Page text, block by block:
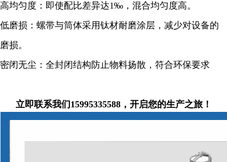
高均匀度：即使配比差异达1‰，混合均匀度高。
低磨损：螺带与筒体采用钛材耐磨涂层，减少对设备的
磨损。
密闭无尘：全封闭结构防止物料扬散，符合环保要求
立即联系我们15995335588，开启您的生产之旅！